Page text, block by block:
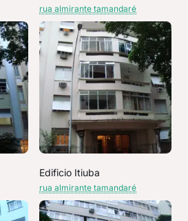
rua almirante tamandaré
Edificio Itiuba
rua almirante tamandaré